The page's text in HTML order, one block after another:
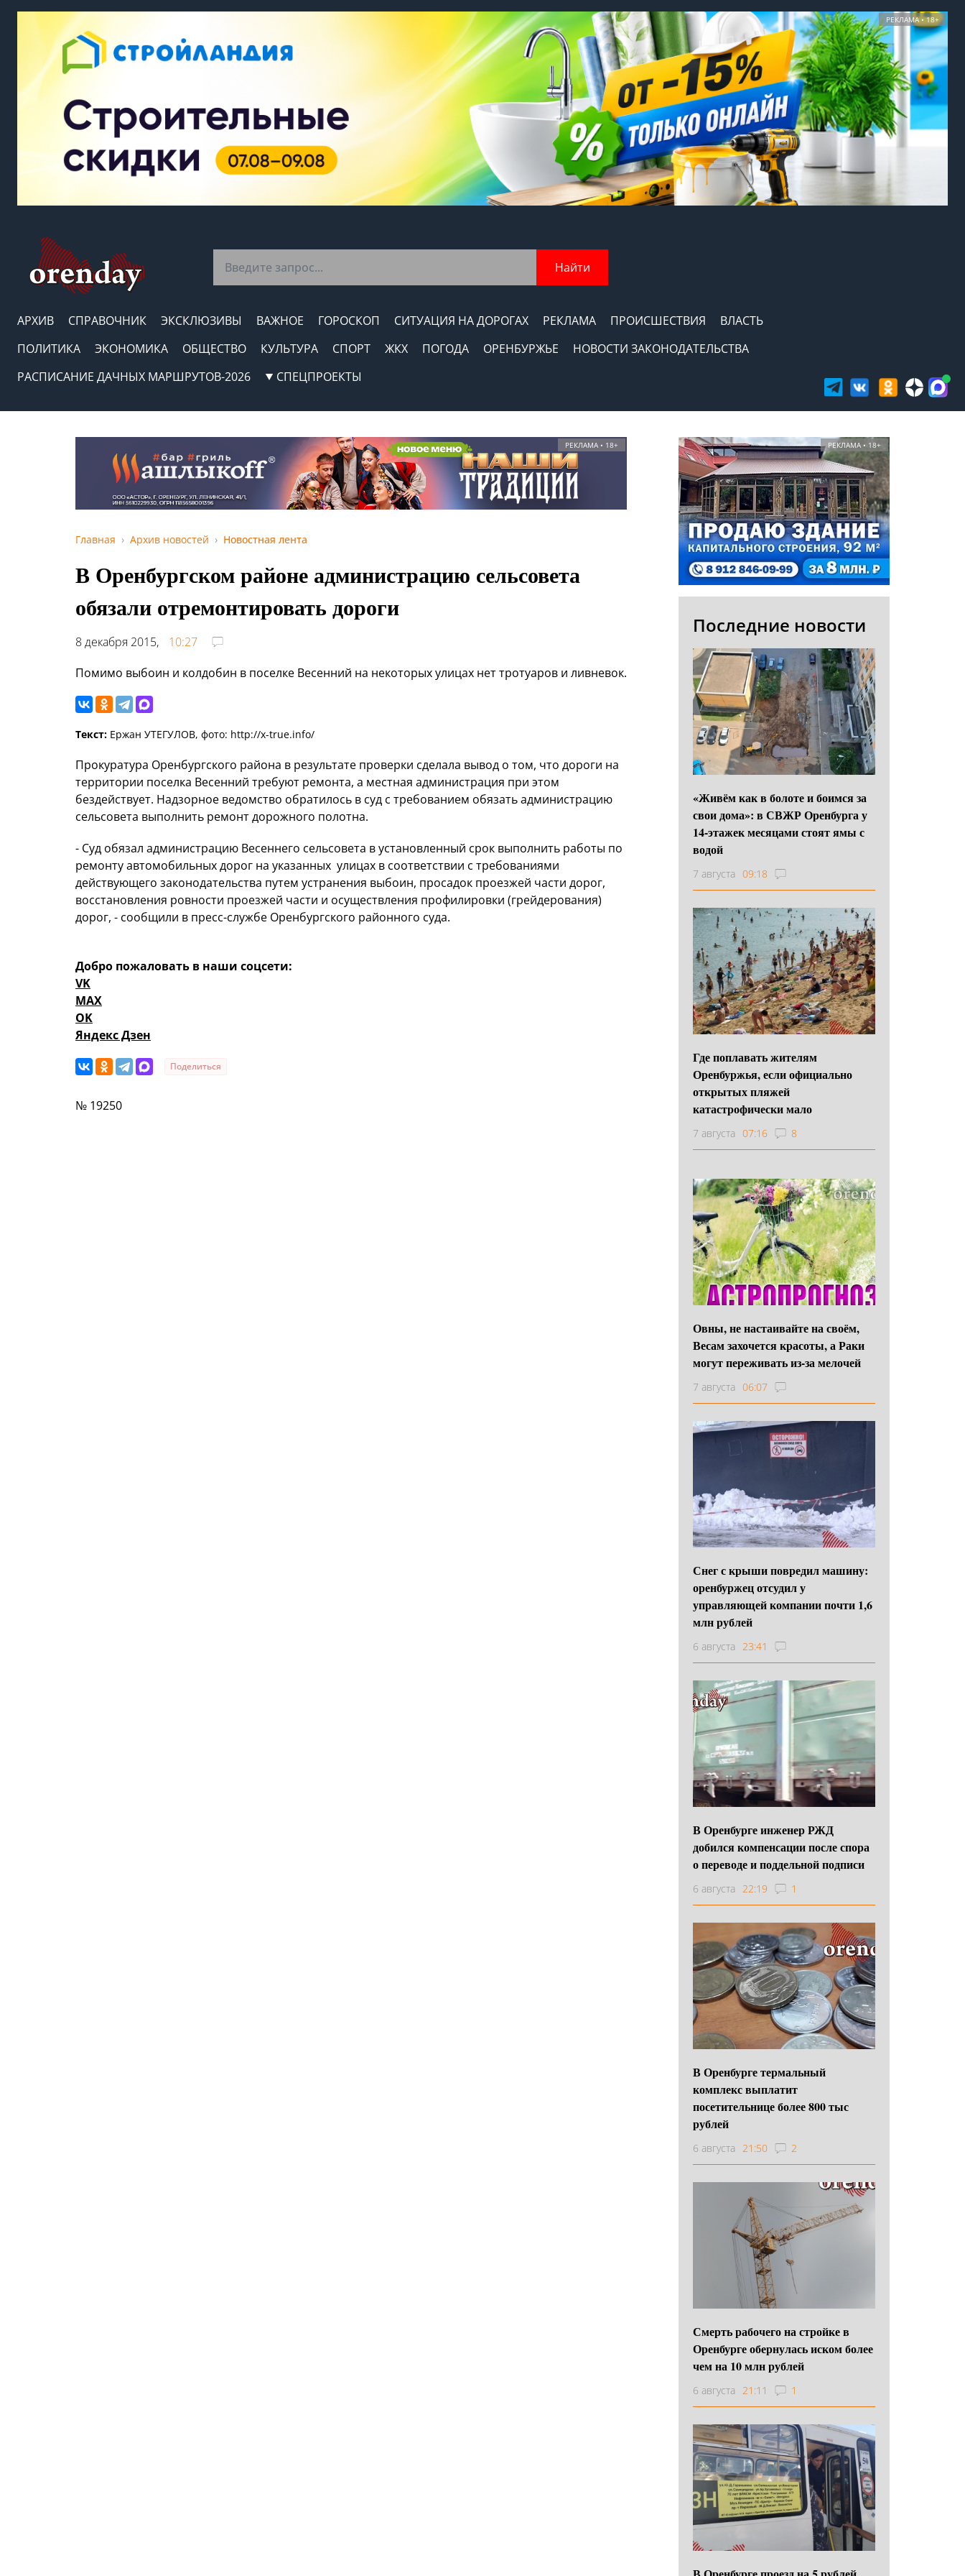
РЕКЛАМА • 18+
Найти
АРХИВ СПРАВОЧНИК ЭКСКЛЮЗИВЫ ВАЖНОЕ ГОРОСКОП СИТУАЦИЯ НА ДОРОГАХ РЕКЛАМА ПРОИСШЕСТВИЯ
ВЛАСТЬ
ПОЛИТИКА
ЭКОНОМИКА ОБЩЕСТВО КУЛЬТУРА СПОРТ ЖКХ ПОГОДА ОРЕНБУРЖЬЕ
НОВОСТИ ЗАКОНОДАТЕЛЬСТВА
РАСПИСАНИЕ ДАЧНЫХ МАРШРУТОВ-2026
СПЕЦПРОЕКТЫ
РЕКЛАМА • 18+
Главная Архив новостей Новостная лента
В Оренбургском районе администрацию сельсовета
обязали отремонтировать дороги
8 декабря 2015,
10:27
Помимо выбоин и колдобин в поселке Весенний на некоторых улицах нет тротуаров и ливневок.
Текст: Ержан УТЕГУЛОВ, фото: http://x-true.info/
Прокуратура Оренбургского района в результате проверки сделала вывод о том, что дороги на
территории поселка Весенний требуют ремонта, а местная администрация при этом
бездействует. Надзорное ведомство обратилось в суд с требованием обязать администрацию
сельсовета выполнить ремонт дорожного полотна.
- Суд обязал администрацию Весеннего сельсовета в установленный срок выполнить работы по
ремонту автомобильных дорог на указанных улицах в соответствии с требованиями
действующего законодательства путем устранения выбоин, просадок проезжей части дорог,
восстановления ровности проезжей части и осуществления профилировки (грейдерования)
дорог, - сообщили в пресс-службе Оренбургского районного суда.
Добро пожаловать в наши соцсети:
VK
MAX
OK
Яндекс Дзен
Поделиться
№ 19250
РЕКЛАМА • 18+
Последние новости
«Живём как в болоте и боимся за
свои дома»: в СВЖР Оренбурга у
14-этажек месяцами стоят ямы с
водой
7 августа 09:18
Где поплавать жителям
Оренбуржья, если официально
открытых пляжей
катастрофически мало
7 августа 07:16 8
Овны, не настаивайте на своём,
Весам захочется красоты, а Раки
могут переживать из-за мелочей
7 августа 06:07
Снег с крыши повредил машину:
оренбуржец отсудил у
управляющей компании почти 1,6
млн рублей
6 августа 23:41
В Оренбурге инженер РЖД
добился компенсации после спора
о переводе и поддельной подписи
6 августа 22:19 1
В Оренбурге термальный
комплекс выплатит
посетительнице более 800 тыс
рублей
6 августа 21:50 2
Смерть рабочего на стройке в
Оренбурге обернулась иском более
чем на 10 млн рублей
6 августа 21:11 1